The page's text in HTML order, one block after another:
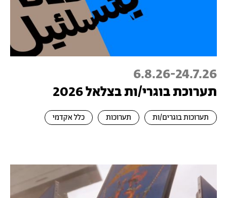
24.7.26
-
6.8.26
תערוכת בוגרי/ות בצלאל 2026
תערוכות בוגרים/ות תערוכות כלל אקדמי